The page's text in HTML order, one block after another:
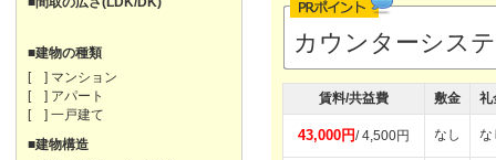
■建物の種類
[ ] マンション
[ ] アパート
[ ] 一戸建て
■建物構造
カウンターシス
賃料/共益費 敷金 礼
43,000円/ 4,500円 なし な